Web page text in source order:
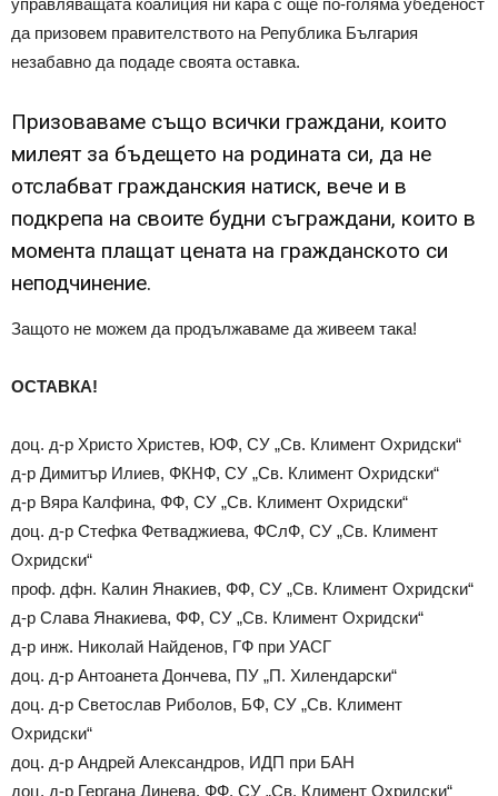
да призовем правителството на Република България
незабавно да подаде своята оставка.
Призоваваме също всички граждани, които
милеят за бъдещето на родината си, да не
отслабват гражданския натиск, вече и в
подкрепа на своите будни съграждани, които в
момента плащат цената на гражданското си
неподчинение.
Защото не можем да продължаваме да живеем така!
ОСТАВКА!
доц. д-р Христо Христев, ЮФ, СУ „Св. Климент Охридски“
д-р Димитър Илиев, ФКНФ, СУ „Св. Климент Охридски“
д-р Вяра Калфина, ФФ, СУ „Св. Климент Охридски“
доц. д-р Стефка Фетваджиева, ФСлФ, СУ „Св. Климент
Охридски“
проф. дфн. Калин Янакиев, ФФ, СУ „Св. Климент Охридски“
д-р Слава Янакиева, ФФ, СУ „Св. Климент Охридски“
д-р инж. Николай Найденов, ГФ при УАСГ
доц. д-р Антоанета Дончева, ПУ „П. Хилендарски“
доц. д-р Светослав Риболов, БФ, СУ „Св. Климент
Охридски“
доц. д-р Андрей Александров, ИДП при БАН
доц. д-р Гергана Динева, ФФ, СУ „Св. Климент Охридски“